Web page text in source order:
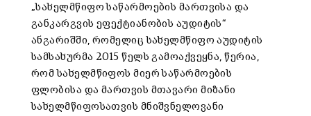
„სახელმწიფო საწარმოების მართვისა და
განკარგვის ეფექტიანობის აუდიტის“
ანგარიშში, რომელიც სახელმწიფო აუდიტის
სამსახურმა 2015 წელს გამოაქვეყნა, წერია,
რომ სახელმწიფოს მიერ საწარმოების
ფლობისა და მართვის მთავარი მიზანი
სახელმწიფოსათვის მნიშვნელოვანი